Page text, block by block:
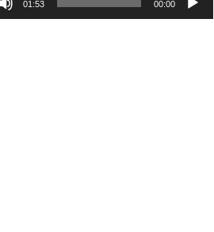
00:00
01:53